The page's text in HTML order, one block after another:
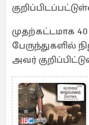
முதற்கட்டமாக
பேருந்துகளில்
அவர்